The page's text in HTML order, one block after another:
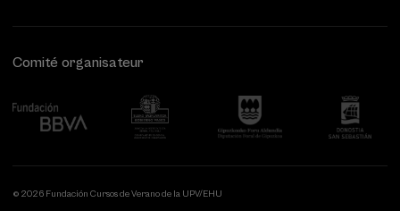
Comité organisateur
© 2026 Fundación Cursos de Verano de la UPV/EHU